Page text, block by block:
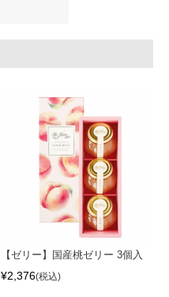
【ゼリー】国産桃ゼリー 3個入
¥2,376 税込